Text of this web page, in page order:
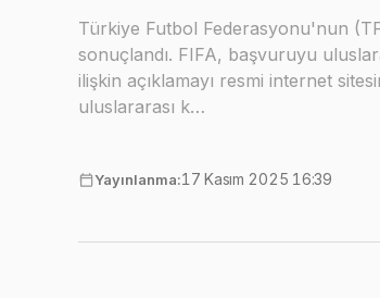
Türkiye Futbol Federasyonu'nun
sonuçlandı. FIFA, başvuruyu
ilişkin açıklamayı resmi internet
uluslararası k…
Yayınlanma:17 Kasım 2025 16:39